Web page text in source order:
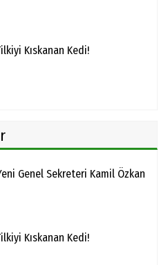
Kıskanan Kedi!
Genel Sekreteri Kamil Özkan
Kıskanan Kedi!